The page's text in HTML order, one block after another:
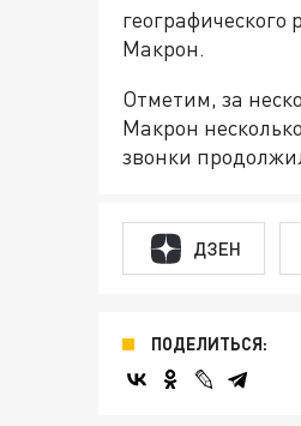
Макрон.
Отметим, за
Макрон
звонки
ДЗЕН
ПОДЕЛИТЬСЯ: